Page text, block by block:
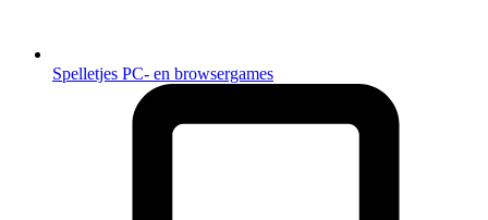
Spelletjes PC- en browsergames